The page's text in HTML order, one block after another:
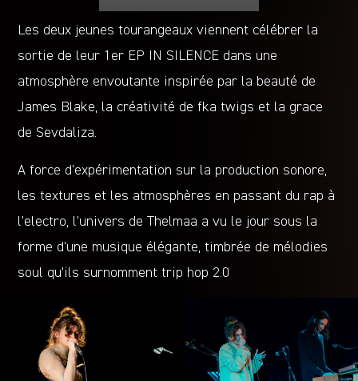
Les deux jeunes tourangeaux viennent célébrer la
sortie de leur 1er EP IN SILENCE dans une
atmosphère envoutante inspirée par la beauté de
James Blake, la créativité de fka twigs et la grace
de Sevdaliza.
A force d’expérimentation sur la production sonore,
les textures et les atmosphères en passant du rap à
l’electro, l’univers de Thelmaa a vu le jour sous la
forme d’une musique élégante, timbrée de mélodies
soul qu’ils surnomment trip hop 2.0